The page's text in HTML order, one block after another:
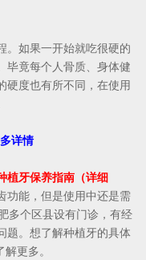
如果一开始就吃很硬的
毕竟每个人骨质、身体健
硬度也有所不同，在使用
详情
植牙保养指南（详细
功能，但是使用中还是需
多个区县设有门诊，有经
题。想了解种植牙的具体
解更多。